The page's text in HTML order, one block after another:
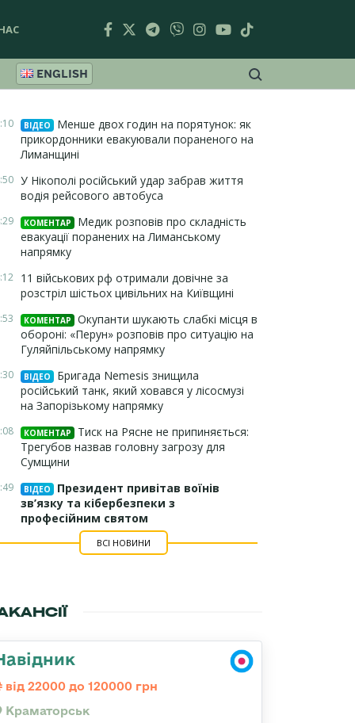
ENGLISH
ВІДЕО
Менше двох годин на порятунок: як
прикордонники евакуювали пораненого на
Лиманщині
У Нікополі російський удар забрав життя
водія рейсового автобуса
КОМЕНТАР
Медик розповів про складність
евакуації поранених на Лиманському
напрямку
11 військових рф отримали довічне за
розстріл шістьох цивільних на Київщині
КОМЕНТАР
Окупанти шукають слабкі місця в
обороні: «Перун» розповів про ситуацію на
Гуляйпільському напрямку
ВІДЕО
Бригада Nemesis знищила
російський танк, який ховався у лісосмузі
на Запорізькому напрямку
КОМЕНТАР
Тиск на Рясне не припиняється:
Трегубов назвав головну загрозу для
Сумщини
ВІДЕО
Президент привітав воїнів
зв’язку та кібербезпеки з
професійним святом
ВСІ НОВИНИ
від 22000 до 120000 грн
Краматорськ